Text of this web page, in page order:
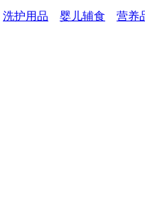
洗护用品 婴儿辅食 营养